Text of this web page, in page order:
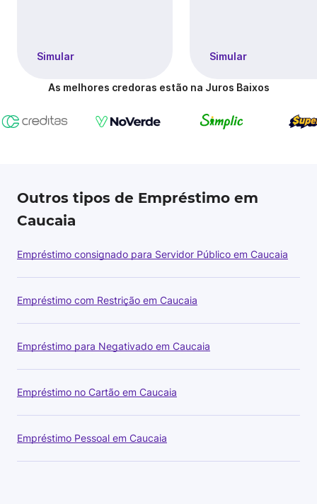
Simular Simular
As melhores credoras estão na Juros Baixos
Outros tipos de Empréstimo em
Caucaia
Empréstimo consignado para Servidor Público em Caucaia
Empréstimo com Restrição em Caucaia
Empréstimo para Negativado em Caucaia
Empréstimo no Cartão em Caucaia
Empréstimo Pessoal em Caucaia